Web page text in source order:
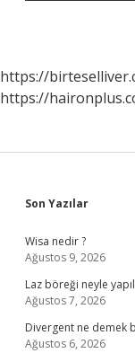
https://
https://
Sidebar
Son Yazılar
Wisa nedir ?
Ağustos 9, 2026
Laz böreği neyle
Ağustos 7, 2026
Divergent ne demek
Ağustos 6, 2026